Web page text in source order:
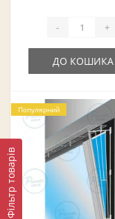
Фільтр товарів
- +
ДО КОШИКА
Популярний